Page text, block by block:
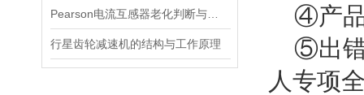
行星齿轮减速机的结构与工作原理
④产品
⑤出错
人专项